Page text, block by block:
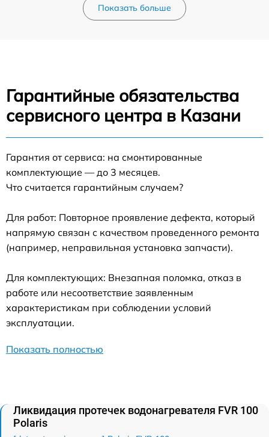
Показать больше
Гарантийные обязательства
сервисного центра в Казани
Гарантия от сервиса: на смонтированные
комплектующие — до 3 месяцев.
Что считается гарантийным случаем?
Для работ: Повторное проявление дефекта, который
напрямую связан с качеством проведенного ремонта
(например, неправильная установка запчасти).
Для комплектующих: Внезапная поломка, отказ в
работе или несоответствие заявленным
характеристикам при соблюдении условий
эксплуатации.
Показать полностью
Ликвидация протечек водонагревателя FVR 100
Polaris